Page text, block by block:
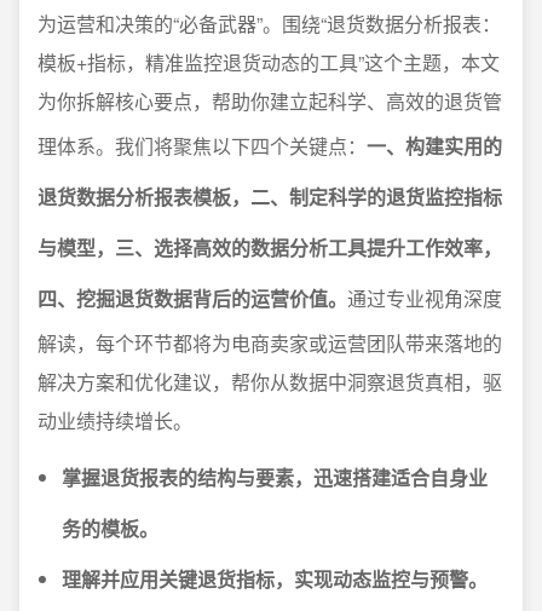
为运营和决策的“必备武器”。围绕“退货数据分析报表：
模板+指标，精准监控退货动态的工具”这个主题，本文
为你拆解核心要点，帮助你建立起科学、高效的退货管
理体系。我们将聚焦以下四个关键点： 一、构建实用的
退货数据分析报表模板，二、制定科学的退货监控指标
与模型，三、选择高效的数据分析工具提升工作效率，
四、挖掘退货数据背后的运营价值。 通过专业视角深度
解读，每个环节都将为电商卖家或运营团队带来落地的
解决方案和优化建议，帮你从数据中洞察退货真相，驱
动业绩持续增长。
掌握退货报表的结构与要素，迅速搭建适合自身业
务的模板。
理解并应用关键退货指标，实现动态监控与预警。